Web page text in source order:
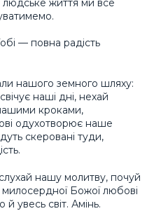
життя ми все
— повна радість
нашого земного шляху:
наші дні, нехай
кроками,
одухотворює наше
скеровані туди,
нашу молитву, почуй
Божої любові
й увесь світ. Амінь.